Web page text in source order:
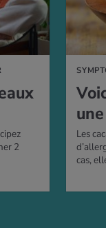
2
Les
cas,